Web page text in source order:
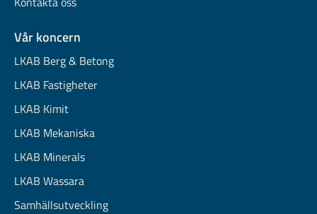
Vår koncern
LKAB Berg & Betong
LKAB Fastigheter
LKAB Kimit
LKAB Mekaniska
LKAB Minerals
LKAB Wassara
Samhällsutveckling